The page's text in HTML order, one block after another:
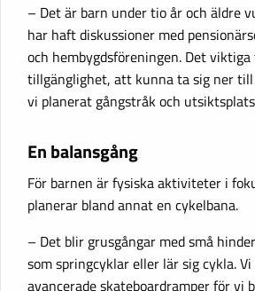
– Det är barn under tio år och äldre
har haft diskussioner med
och hembygdsföreningen. Det
tillgänglighet, att kunna ta sig ner
vi planerat gångstråk och
En balansgång
För barnen är fysiska aktiviteter i
planerar bland annat en cykelbana.
– Det blir grusgångar med små
som springcyklar eller lär sig cykla.
avancerade skateboardramper för vi